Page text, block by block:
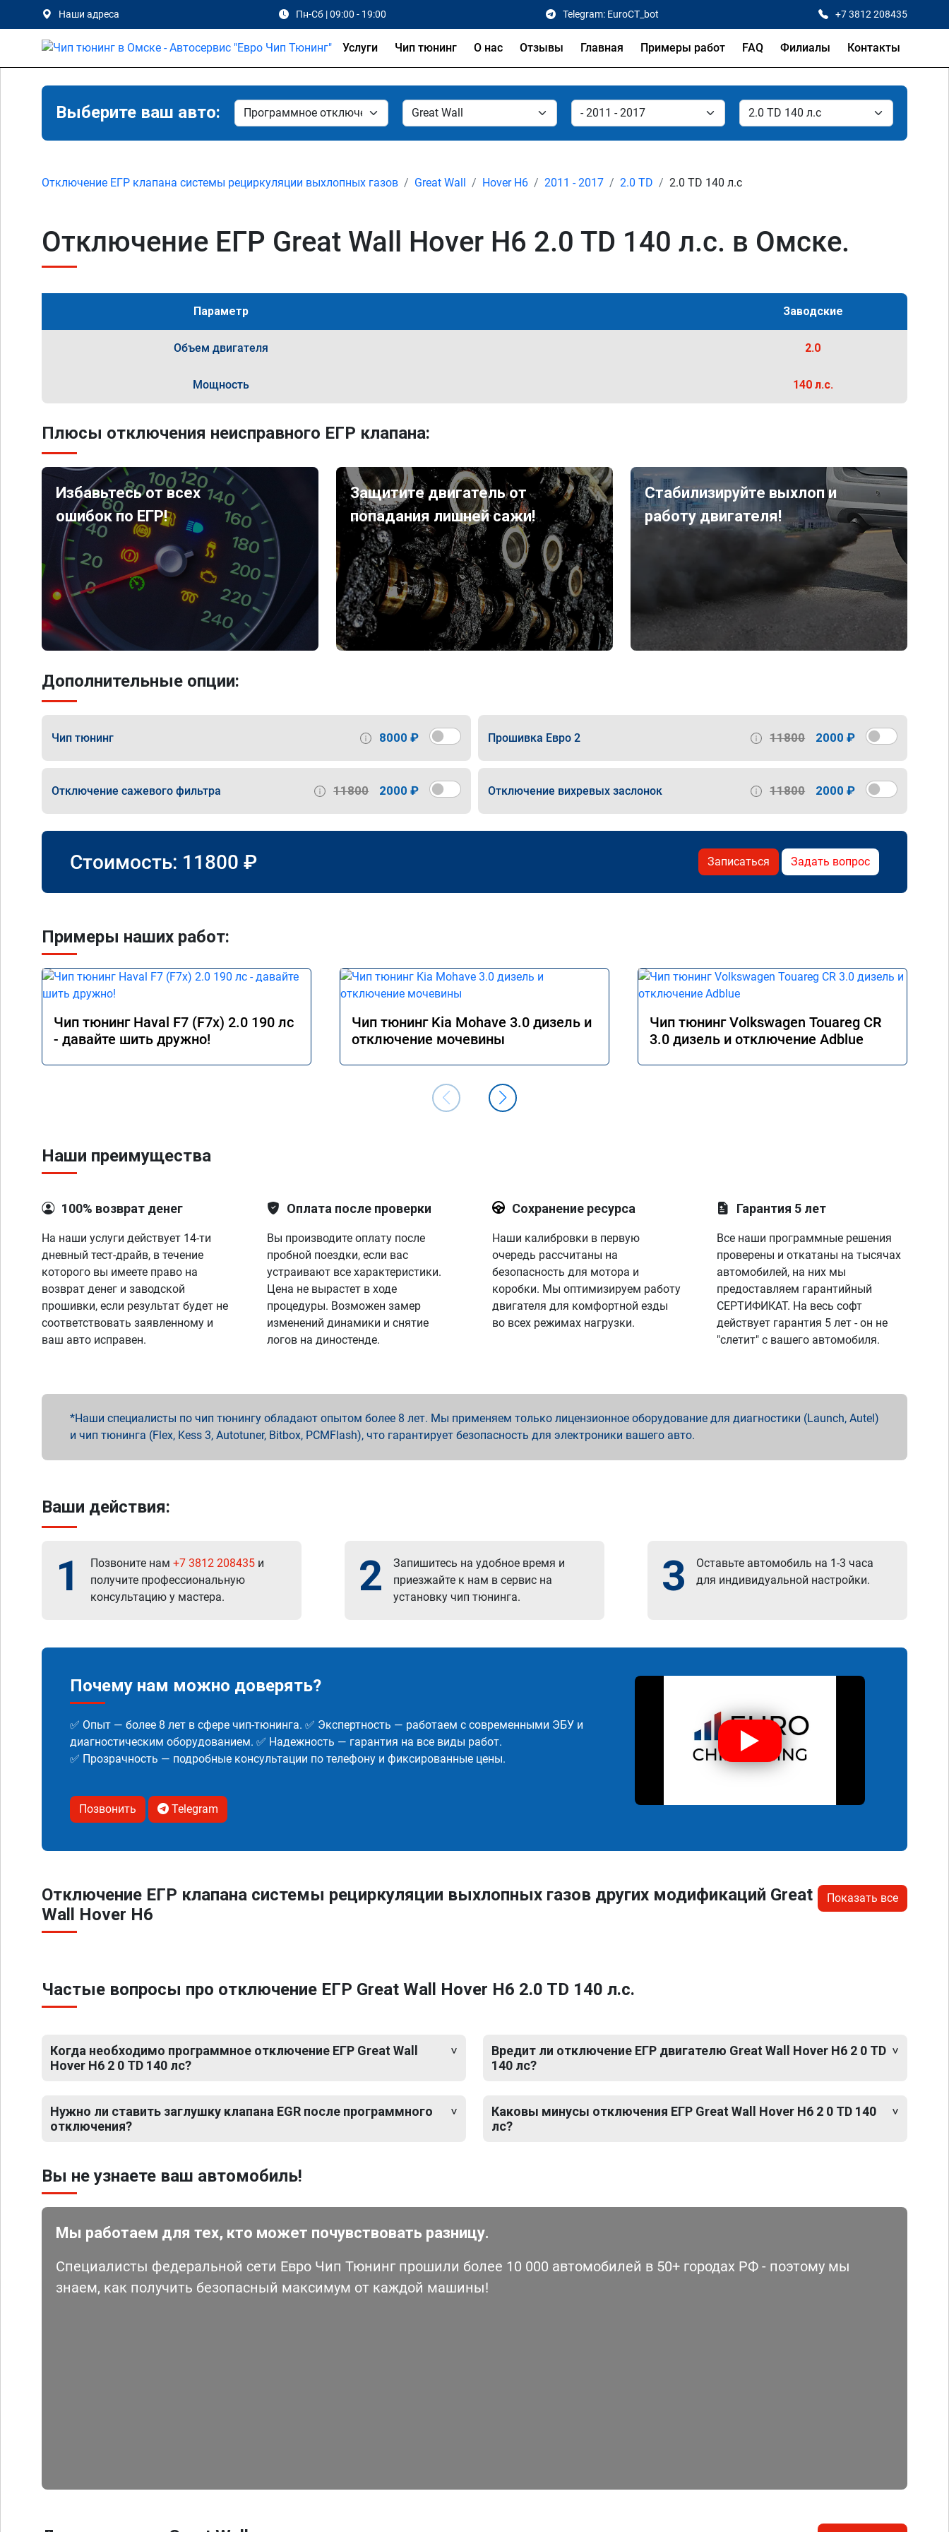
Наши адреса Пн-Сб | 09:00 - 19:00 Telegram: EuroCT_bot +7 3812 208435
Услуги Чип тюнинг О нас Отзывы Главная Примеры работ FAQ Филиалы Контакты
Выберите ваш авто:
Отключение ЕГР клапана системы рециркуляции выхлопных газов Great Wall Hover H6 2011 - 2017 2.0 TD 2.0 TD 140 л.с
Отключение ЕГР Great Wall Hover H6 2.0 TD 140 л.с. в Омске.
Параметр Заводские
Объем двигателя 2.0
Мощность 140 л.с.
Плюсы отключения неисправного ЕГР клапана:
Избавьтесь от всех
ошибок по ЕГР!
Защитите двигатель от
попадания лишней сажи!
Стабилизируйте выхлоп и
работу двигателя!
Дополнительные опции:
Чип тюнинг 8000 ₽ Прошивка Евро 2 11800 2000 ₽
Отключение сажевого фильтра 11800 2000 ₽ Отключение вихревых заслонок 11800 2000 ₽
Стоимость: 11800 ₽ Записаться Задать вопрос
Примеры наших работ:
Чип тюнинг Haval F7 (F7x) 2.0 190 лс
- давайте шить дружно!
Чип тюнинг Kia Mohave 3.0 дизель и
отключение мочевины
Чип тюнинг Volkswagen Touareg CR
3.0 дизель и отключение Adblue
Наши преимущества
100% возврат денег
На наши услуги действует 14-ти
дневный тест-драйв, в течение
которого вы имеете право на
возврат денег и заводской
прошивки, если результат будет не
соответствовать заявленному и
ваш авто исправен.
Оплата после проверки
Вы производите оплату после
пробной поездки, если вас
устраивают все характеристики.
Цена не вырастет в ходе
процедуры. Возможен замер
изменений динамики и снятие
логов на диностенде.
Сохранение ресурса
Наши калибровки в первую
очередь рассчитаны на
безопасность для мотора и
коробки. Мы оптимизируем работу
двигателя для комфортной езды
во всех режимах нагрузки.
Гарантия 5 лет
Все наши программные решения
проверены и откатаны на тысячах
автомобилей, на них мы
предоставляем гарантийный
СЕРТИФИКАТ. На весь софт
действует гарантия 5 лет - он не
"слетит" с вашего автомобиля.
Наши специалисты по чип тюнингу обладают опытом более 8 лет. Мы применяем только лицензионное оборудование для диагностики (Launch, Autel)
и чип тюнинга (Flex, Kess 3, Autotuner, Bitbox, PCMFlash), что гарантирует безопасность для электроники вашего авто.
Ваши действия:
1 Позвоните нам +7 3812 208435 и
получите профессиональную
консультацию у мастера.
2
Запишитесь на удобное время и
приезжайте к нам в сервис на
установку чип тюнинга.
3
Оставьте автомобиль на 1-3 часа
для индивидуальной настройки.
Почему нам можно доверять?
✅ Опыт — более 8 лет в сфере чип-тюнинга. ✅ Экспертность — работаем с современными ЭБУ и
диагностическим оборудованием. ✅ Надежность — гарантия на все виды работ.
✅ Прозрачность — подробные консультации по телефону и фиксированные цены.
Позвонить Telegram
Отключение ЕГР клапана системы рециркуляции выхлопных газов других модификаций Great
Wall Hover H6
Показать все
Частые вопросы про отключение ЕГР Great Wall Hover H6 2.0 TD 140 л.с.
Когда необходимо программное отключение ЕГР Great Wall
Hover H6 2 0 TD 140 лс?
Нужно ли ставить заглушку клапана EGR после программного
отключения?
Вредит ли отключение ЕГР двигателю Great Wall Hover H6 2 0 TD
140 лс?
Каковы минусы отключения ЕГР Great Wall Hover H6 2 0 TD 140
лс?
Вы не узнаете ваш автомобиль!
Мы работаем для тех, кто может почувствовать разницу.
Специалисты федеральной сети Евро Чип Тюнинг прошили более 10 000 автомобилей в 50+ городах РФ - поэтому мы
знаем, как получить безопасный максимум от каждой машины!